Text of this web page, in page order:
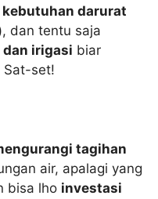
kebutuhan darurat
, dan tentu saja
irigasi biar
Sat-set!
tagihan
air, apalagi yang
bisa lho investasi